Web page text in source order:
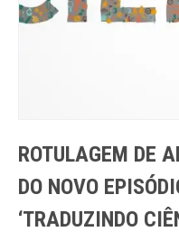
ROTULAGEM DE
DO NOVO
‘TRADUZINDO